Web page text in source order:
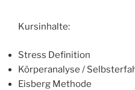
Kursinhalte:
Stress Definition
Körperanalyse /
Eisberg Methode